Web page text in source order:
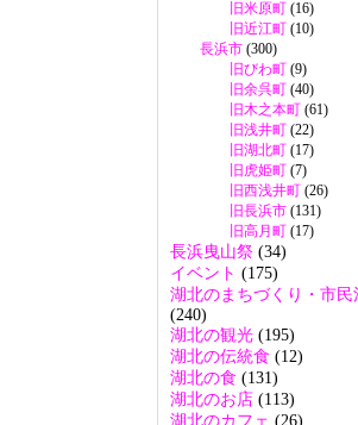
旧米原町 (16)
旧近江町 (10)
長浜市 (300)
旧びわ町 (9)
旧余呉町 (40)
旧木之本町 (61)
旧浅井町 (22)
旧湖北町 (17)
旧虎姫町 (7)
旧西浅井町 (26)
旧長浜市 (131)
旧高月町 (17)
長浜曳山祭 (34)
イベント (175)
湖北のまちづくり・市民
(240)
湖北の観光 (195)
湖北の伝統食 (12)
湖北の食 (131)
湖北のお店 (113)
湖北のカフェ (26)